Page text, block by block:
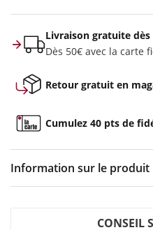
Livraison gratuite dès
Dès 50€ avec la carte
Retour gratuit en
Cumulez 40 pts de
Information sur le produit
CONSEIL